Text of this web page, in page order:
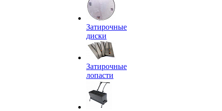
Затирочные
диски
Затирочные
лопасти